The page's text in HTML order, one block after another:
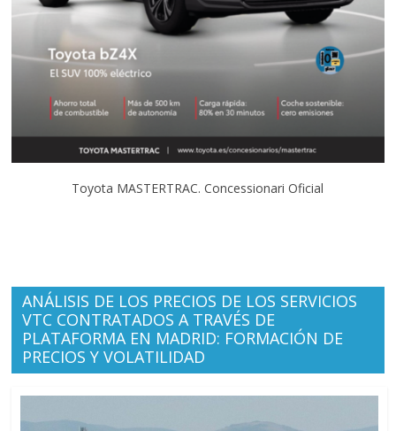
Toyota MASTERTRAC. Concessionari Oficial
ANÁLISIS DE LOS PRECIOS DE LOS SERVICIOS
VTC CONTRATADOS A TRAVÉS DE
PLATAFORMA EN MADRID: FORMACIÓN DE
PRECIOS Y VOLATILIDAD